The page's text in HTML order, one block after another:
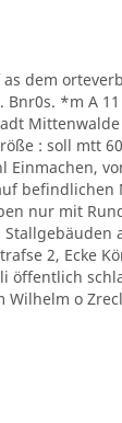
dem
*m A
: soll mtt
befindlichen
nur mit
2, Ecke
öffentlich
o